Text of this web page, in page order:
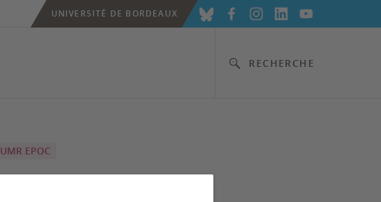
RECHERCHE
UNIVERSITÉ DE BORDEAUX
UMR EPOC